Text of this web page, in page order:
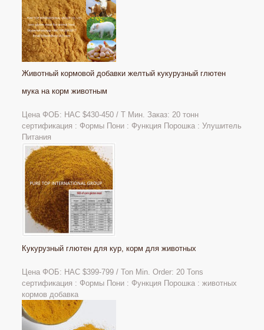
Животный кормовой добавки желтый кукурузный глютен
мука на корм животным
Цена ФОБ: НАС $430-450 / Т Мин. Заказ: 20 тонн
сертификация : Формы Пони : Функция Порошка : Улушитель
Питания
Кукурузный глютен для кур, корм для животных
Цена ФОБ: НАС $399-799 / Ton Min. Order: 20 Tons
сертификация : Формы Пони : Функция Порошка : животных
кормов добавка